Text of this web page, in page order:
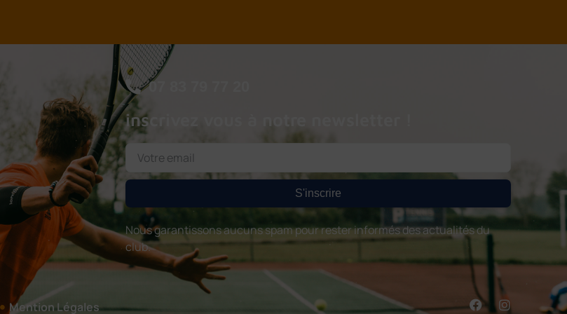
07 83 79 77 20
inscrivez vous à notre newsletter !
S'inscrire
Nous garantissons aucuns spam pour rester informés des actualités du
club.
Mention Légales